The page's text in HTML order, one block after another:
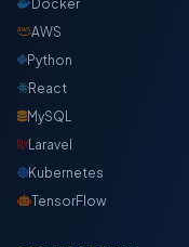
Docker
AWS
Python
React
MySQL
Laravel
Kubernetes
TensorFlow